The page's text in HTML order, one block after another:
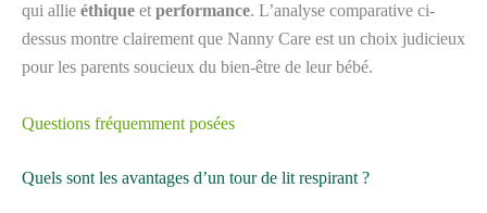
qui allie éthique et performance. L’analyse comparative ci-
dessus montre clairement que Nanny Care est un choix judicieux
pour les parents soucieux du bien-être de leur bébé.
Questions fréquemment posées
Quels sont les avantages d’un tour de lit respirant ?